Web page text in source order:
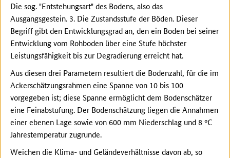
Die sog. "Entstehungsart" des Bodens, also das
Ausgangsgestein. 3. Die Zustandsstufe der Böden. Dieser
Begriff gibt den Entwicklungsgrad an, den ein Boden bei seiner
Entwicklung vom Rohboden über eine Stufe höchster
Leistungsfähigkeit bis zur Degradierung erreicht hat.
Aus diesen drei Parametern resultiert die Bodenzahl, für die im
Ackerschätzungsrahmen eine Spanne von 10 bis 100
vorgegeben ist; diese Spanne ermöglicht dem Bodenschätzer
eine Feinabstufung. Der Bodenschätzung liegen die Annahmen
einer ebenen Lage sowie von 600 mm Niederschlag und 8 °C
Jahrestemperatur zugrunde.
Weichen die Klima- und Geländeverhältnisse davon ab, so